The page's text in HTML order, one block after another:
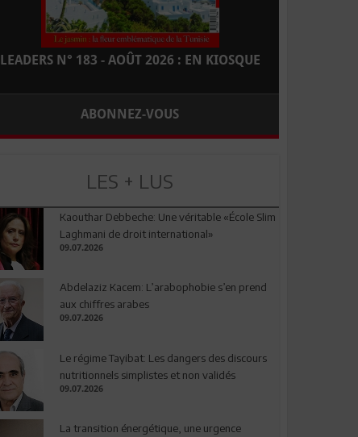
LEADERS N° 183 - AOÛT 2026 : EN KIOSQUE
ABONNEZ-VOUS
LES + LUS
Kaouthar Debbeche: Une véritable «École Slim
Laghmani de droit international»
09.07.2026
Abdelaziz Kacem: L’arabophobie s’en prend
aux chiffres arabes
09.07.2026
Le régime Tayibat: Les dangers des discours
nutritionnels simplistes et non validés
09.07.2026
La transition énergétique, une urgence